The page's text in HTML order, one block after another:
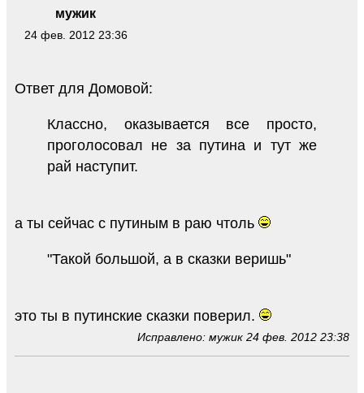
мужик
24 фев. 2012 23:36
Ответ для Домовой:
Классно, оказывается все просто,
проголосовал не за путина и тут же
рай наступит.
а ты сейчас с путиным в раю чтоль
"Такой большой, а в сказки веришь"
это ты в путинские сказки поверил.
Исправлено: мужик 24 фев. 2012 23:38